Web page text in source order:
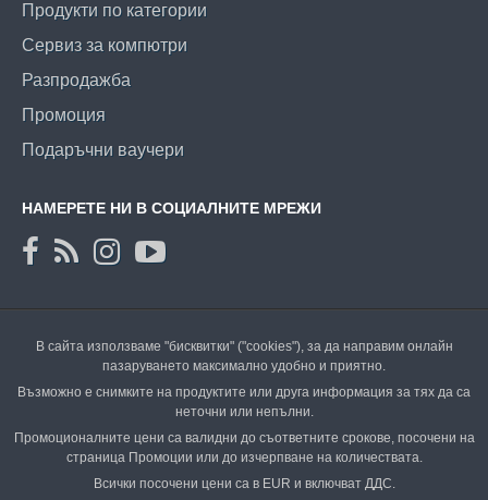
Продукти по категории
Сервиз за компютри
Разпродажба
Промоция
Подаръчни ваучери
НАМЕРЕТЕ НИ В СОЦИАЛНИТЕ МРЕЖИ
В сайта използваме "бисквитки" ("cookies"), за да направим онлайн
пазаруването максимално удобно и приятно.
Възможно е снимките на продуктите или друга информация за тях да са
неточни или непълни.
Промоционалните цени са валидни до съответните срокове, посочени на
страница Промоции или до изчерпване на количествата.
Всички посочени цени са в EUR и включват ДДС.